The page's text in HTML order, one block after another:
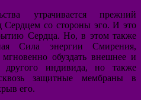
утрачивается прежний
со стороны эго. И это
Сердца. Но, в этом также
Сила энергии Смирения,
обуздать внешнее и
другого индивида, но также
защитные мембраны в
его.